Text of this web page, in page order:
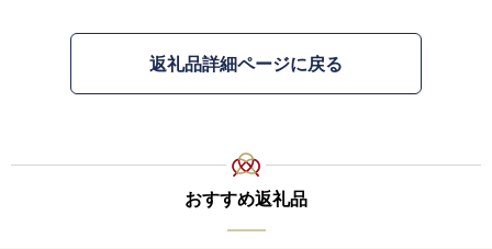
返礼品詳細ページに戻る
おすすめ返礼品